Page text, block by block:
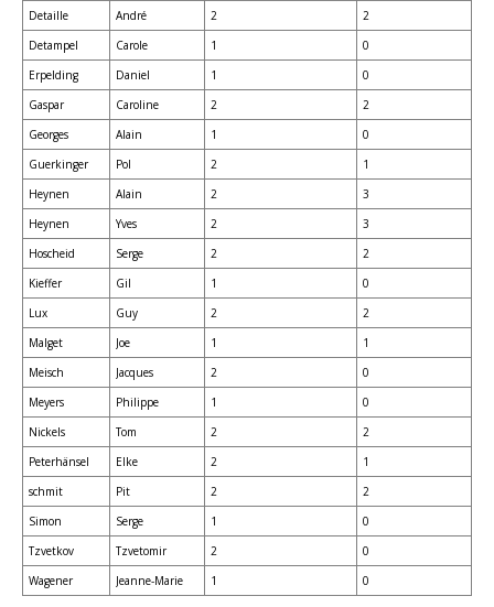
Detaille
André 2
2
Detampel
Carole 1
0
Erpelding
Daniel 1
0
Gaspar
Caroline 2
2
Georges
Alain 1
0
Guerkinger
Pol 2
1
Heynen
Alain 2
3
Heynen
Yves 2
3
Hoscheid
Serge 2
2
Kieffer
Gil 1
0
Lux
Guy 2
2
Malget
Joe 1
1
Meisch
Jacques 2
0
Meyers
Philippe 1
0
Nickels
Tom 2
2
Peterhänsel
Elke 2
1
schmit
Pit 2
2
Simon
Serge 1
0
Tzvetkov
Tzvetomir 2
0
Wagener
Jeanne-Marie 1 0